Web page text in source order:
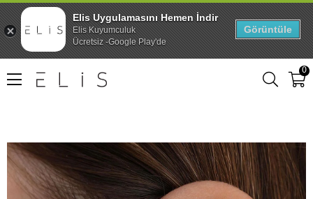
0
Elis Uygulamasını Hemen İndir
Elis Kuyumculuk
Ücretsiz -Google Play'de
Görüntüle